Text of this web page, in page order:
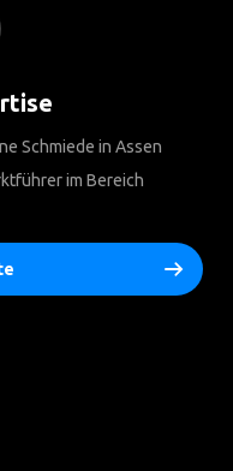
Schmiede in Assen
im Bereich